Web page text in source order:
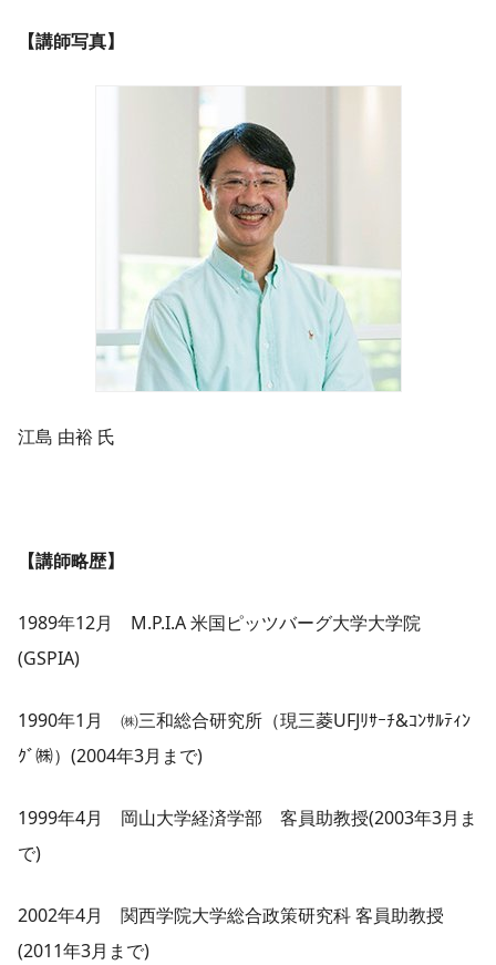
【講師写真】
江島 由裕 氏
【講師略歴】
1989年12月 M.P.I.A 米国ピッツバーグ大学大学院
(GSPIA)
1990年1月 ㈱三和総合研究所（現三菱UFJﾘｻｰﾁ&ｺﾝｻﾙﾃｨﾝ
ｸﾞ㈱）(2004年3月まで)
1999年4月 岡山大学経済学部 客員助教授(2003年3月ま
で)
2002年4月 関西学院大学総合政策研究科 客員助教授
(2011年3月まで)